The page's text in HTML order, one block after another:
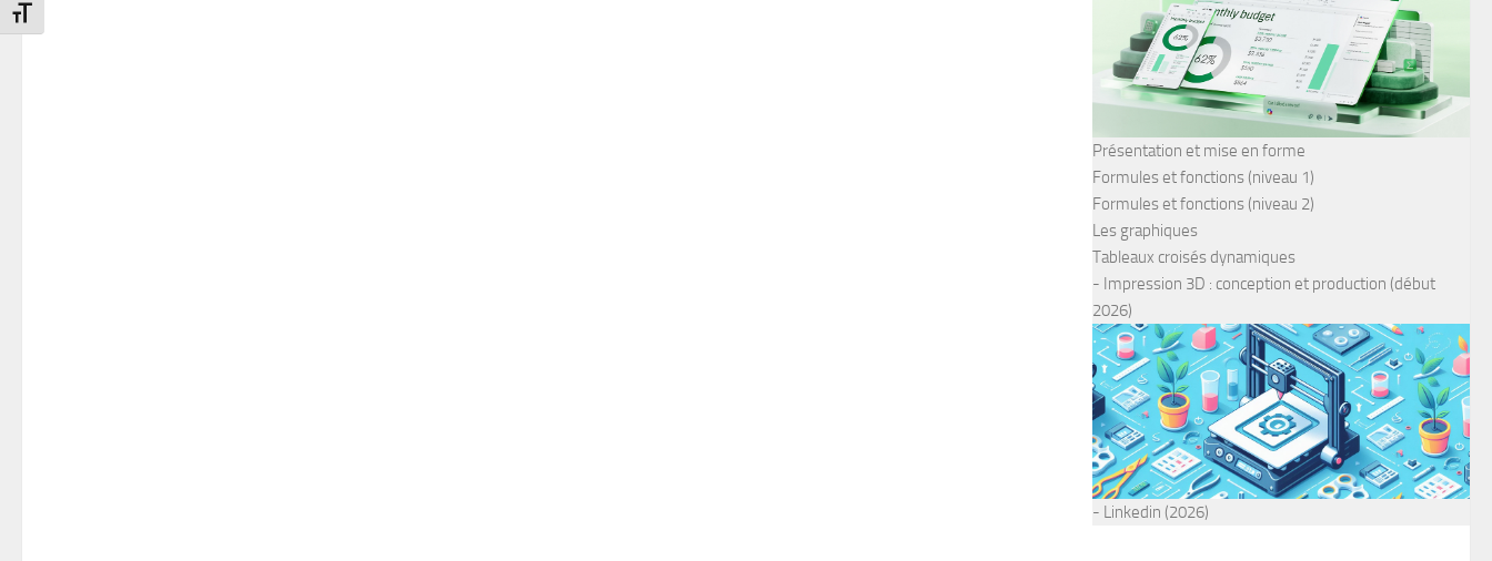
Changer la taille de la police
Présentation et mise en forme
Formules et fonctions (niveau 1)
Formules et fonctions (niveau 2)
Les graphiques
Tableaux croisés dynamiques
- Impression 3D : conception et production (début
2026)
- Linkedin (2026)